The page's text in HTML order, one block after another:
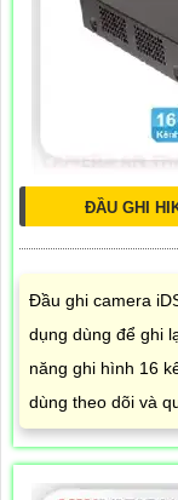
ĐẦU GHI
Đầu ghi camera
dụng dùng để ghi
năng ghi hình 16
dùng theo dõi và